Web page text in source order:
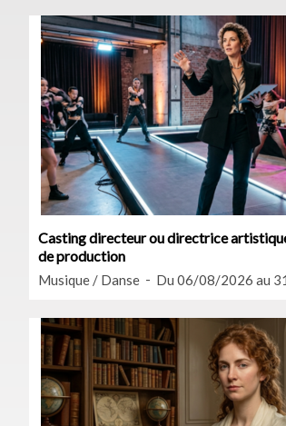
Casting directeur ou directrice
de production
Musique / Danse Du 06/08/2026 au